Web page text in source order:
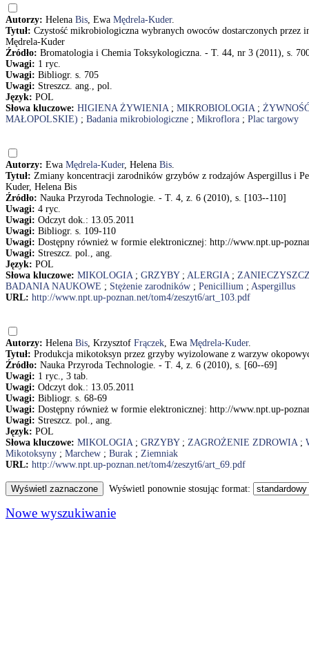
Autorzy: Helena Bis, Ewa Mędrela-Kuder.
Tytuł: Czystość mikrobiologiczna wybranych owoców dostarczonych
Mędrela-Kuder
Źródło: Bromatologia i Chemia Toksykologiczna. - T. 44, nr 3 (2011), s.
Uwagi: 1 ryc.
Uwagi: Bibliogr. s. 705
Uwagi: Streszcz. ang., pol.
Język: POL
Słowa kluczowe: HIGIENA ŻYWIENIA; MIKROBIOLOGIA;
MAŁOPOLSKIE) ; Badania mikrobiologiczne ; Mikroflora ; Plac targowy
Autorzy: Ewa Mędrela-Kuder, Helena Bis.
Tytuł: Zmiany koncentracji zarodników grzybów z rodzajów Aspergillus i
Kuder, Helena Bis
Źródło: Nauka Przyroda Technologie. - T. 4, z. 6 (2010), s. [103--110]
Uwagi: 4 ryc.
Uwagi: Odczyt dok.: 13.05.2011
Uwagi: Bibliogr. s. 109-110
Uwagi: Dostępny również w formie elektronicznej: http://www.npt.up-
Uwagi: Streszcz. pol., ang.
Język: POL
Słowa kluczowe: MIKOLOGIA; GRZYBY; ALERGIA;
BADANIA NAUKOWE ; Stężenie zarodników ; Penicillium ; Aspergillus
URL: http://www.npt.up-poznan.net/tom4/zeszyt6/art_103.pdf
Autorzy: Helena Bis, Krzysztof Frączek, Ewa Mędrela-Kuder.
Tytuł: Produkcja mikotoksyn przez grzyby wyizolowane z warzyw
Źródło: Nauka Przyroda Technologie. - T. 4, z. 6 (2010), s. [60--69]
Uwagi: 1 ryc., 3 tab.
Uwagi: Odczyt dok.: 13.05.2011
Uwagi: Bibliogr. s. 68-69
Uwagi: Dostępny również w formie elektronicznej: http://www.npt.up-
Uwagi: Streszcz. pol., ang.
Język: POL
Słowa kluczowe: MIKOLOGIA; GRZYBY; ZAGROŻENIE ZDROWIA;
Mikotoksyny ; Marchew ; Burak ; Ziemniak
URL: http://www.npt.up-poznan.net/tom4/zeszyt6/art_69.pdf
Wyświetl ponownie stosując format:
Nowe wyszukiwanie